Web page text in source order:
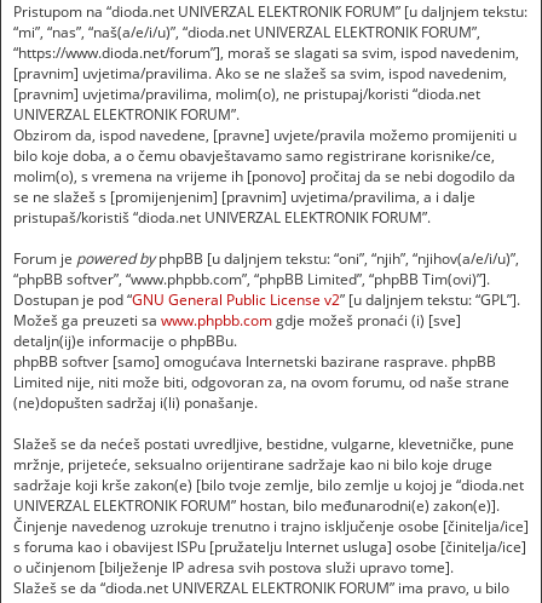
Pristupom na “dioda.net UNIVERZAL ELEKTRONIK FORUM” [u daljnjem tekstu:
“mi”, “nas”, “naš(a/e/i/u)”, “dioda.net UNIVERZAL ELEKTRONIK FORUM”,
“https://www.dioda.net/forum”], moraš se slagati sa svim, ispod navedenim,
[pravnim] uvjetima/pravilima. Ako se ne slažeš sa svim, ispod navedenim,
[pravnim] uvjetima/pravilima, molim(o), ne pristupaj/koristi “dioda.net
UNIVERZAL ELEKTRONIK FORUM”.
Obzirom da, ispod navedene, [pravne] uvjete/pravila možemo promijeniti u
bilo koje doba, a o čemu obavještavamo samo registrirane korisnike/ce,
molim(o), s vremena na vrijeme ih [ponovo] pročitaj da se nebi dogodilo da
se ne slažeš s [promijenjenim] [pravnim] uvjetima/pravilima, a i dalje
pristupaš/koristiš “dioda.net UNIVERZAL ELEKTRONIK FORUM”.
Forum je powered byphpBB [u daljnjem tekstu: “oni”, “njih”, “njihov(a/e/i/u)”,
“phpBB softver”, “www.phpbb.com”, “phpBB Limited”, “phpBB Tim(ovi)”].
Dostupan je pod “GNU General Public License v2” [u daljnjem tekstu: “GPL”].
Možeš ga preuzeti sa www.phpbb.comgdje možeš pronaći (i) [sve]
detaljn(ij)e informacije o phpBBu.
phpBB softver [samo] omogućava Internetski bazirane rasprave. phpBB
Limited nije, niti može biti, odgovoran za, na ovom forumu, od naše strane
(ne)dopušten sadržaj i(li) ponašanje.
Slažeš se da nećeš postati uvredljive, bestidne, vulgarne, klevetničke, pune
mržnje, prijeteće, seksualno orijentirane sadržaje kao ni bilo koje druge
sadržaje koji krše zakon(e) [bilo tvoje zemlje, bilo zemlje u kojoj je “dioda.net
UNIVERZAL ELEKTRONIK FORUM” hostan, bilo međunarodni(e) zakon(e)].
Činjenje navedenog uzrokuje trenutno i trajno isključenje osobe [činitelja/ice]
s foruma kao i obavijest ISPu [pružatelju Internet usluga] osobe [činitelja/ice]
o učinjenom [bilježenje IP adresa svih postova služi upravo tome].
Slažeš se da “dioda.net UNIVERZAL ELEKTRONIK FORUM” ima pravo, u bilo